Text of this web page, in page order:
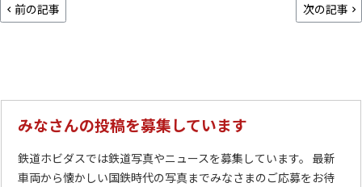
前の記事 次の記事
みなさんの投稿を募集しています
鉄道ホビダスでは鉄道写真やニュースを募集しています。 最新
車両から懐かしい国鉄時代の写真までみなさまのご応募をお待